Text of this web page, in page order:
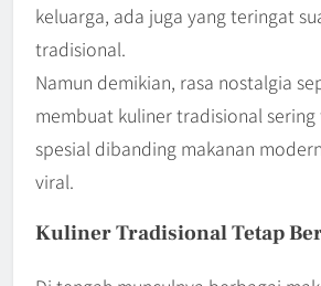
keluarga, ada juga yang teringat
tradisional.
Namun demikian, rasa nostalgia
membuat kuliner tradisional sering
spesial dibanding makanan
viral.
Kuliner Tradisional Tetap